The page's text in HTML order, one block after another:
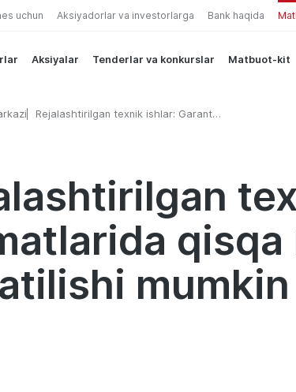
uchun Aksiyadorlar va investorlarga Bank haqida
Aksiyalar Tenderlar va konkurslar Matbuot-kit
Rejalashtirilgan texnik ishlar: Garant
mumkin